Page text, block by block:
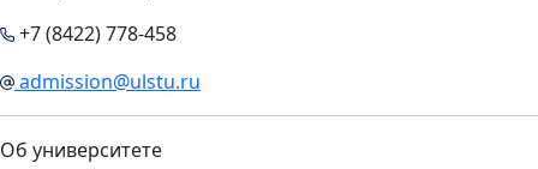
+7 (8422) 778-458
admission@ulstu.ru
Об университете